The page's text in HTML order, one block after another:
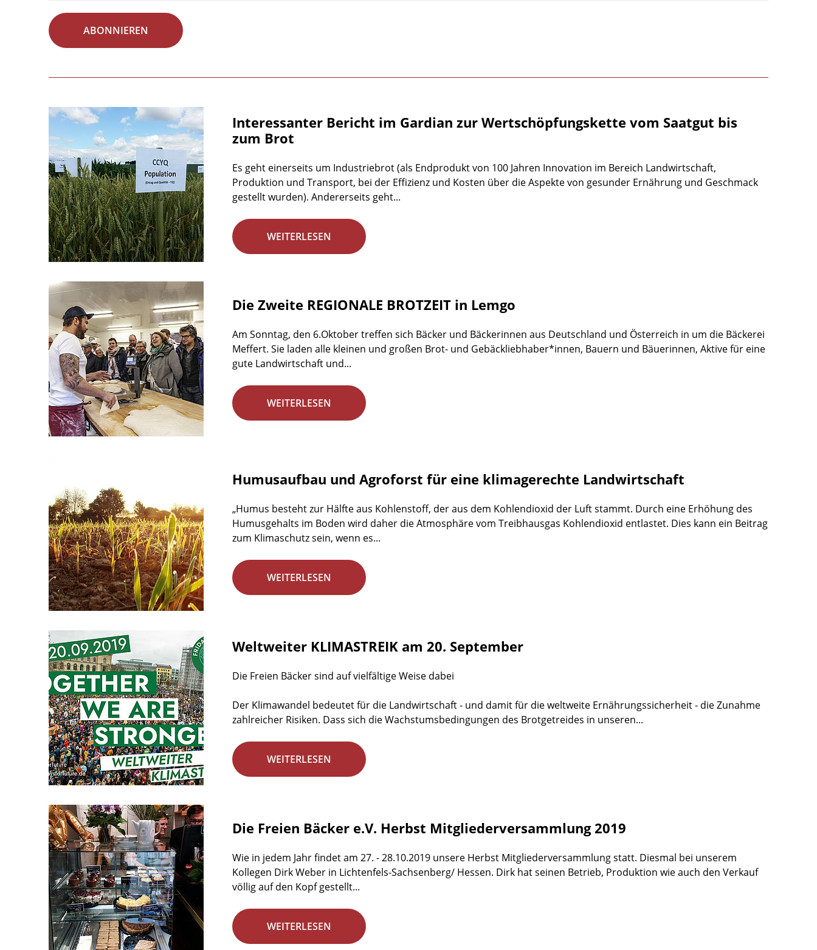
ABONNIEREN
Interessanter Bericht im Gardian zur Wertschöpfungskette vom Saatgut bis
zum Brot
Es geht einerseits um Industriebrot (als Endprodukt von 100 Jahren Innovation im Bereich Landwirtschaft,
Produktion und Transport, bei der Effizienz und Kosten über die Aspekte von gesunder Ernährung und Geschmack
gestellt wurden). Andererseits geht...
WEITERLESEN
Die Zweite REGIONALE BROTZEIT in Lemgo
Am Sonntag, den 6.Oktober treffen sich Bäcker und Bäckerinnen aus Deutschland und Österreich in um die Bäckerei
Meffert. Sie laden alle kleinen und großen Brot- und Gebäckliebhaber*innen, Bauern und Bäuerinnen, Aktive für eine
gute Landwirtschaft und...
WEITERLESEN
Humusaufbau und Agroforst für eine klimagerechte Landwirtschaft
„Humus besteht zur Hälfte aus Kohlenstoff, der aus dem Kohlendioxid der Luft stammt. Durch eine Erhöhung des
Humusgehalts im Boden wird daher die Atmosphäre vom Treibhausgas Kohlendioxid entlastet. Dies kann ein Beitrag
zum Klimaschutz sein, wenn es...
WEITERLESEN
Weltweiter KLIMASTREIK am 20. September
Die Freien Bäcker sind auf vielfältige Weise dabei
Der Klimawandel bedeutet für die Landwirtschaft - und damit für die weltweite Ernährungssicherheit - die Zunahme
zahlreicher Risiken. Dass sich die Wachstumsbedingungen des Brotgetreides in unseren...
WEITERLESEN
Die Freien Bäcker e.V. Herbst Mitgliederversammlung 2019
Wie in jedem Jahr findet am 27. - 28.10.2019 unsere Herbst Mitgliederversammlung statt. Diesmal bei unserem
Kollegen Dirk Weber in Lichtenfels-Sachsenberg/ Hessen. Dirk hat seinen Betrieb, Produktion wie auch den Verkauf
völlig auf den Kopf gestellt...
WEITERLESEN